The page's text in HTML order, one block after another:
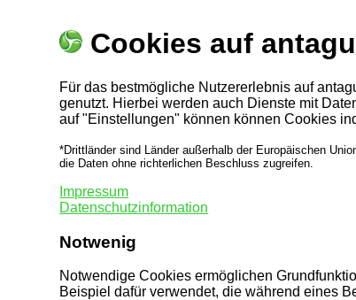
Cookies auf
Für das bestmögliche Nutzererlebnis auf
genutzt. Hierbei werden auch Dienste mit
auf "Einstellungen" können können Cookies
*Drittländer sind Länder außerhalb der Europäischen
die Daten ohne richterlichen Beschluss zugreifen.
Impressum
Datenschutzinformation
Notwenig
Notwendige Cookies ermöglichen
Beispiel dafür verwendet, die während eines